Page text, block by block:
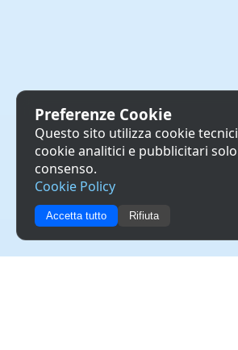
Preferenze Cookie
Questo sito utilizza cookie
cookie analitici e pubblicitari
consenso.
Cookie Policy
Accetta tutto Rifiuta